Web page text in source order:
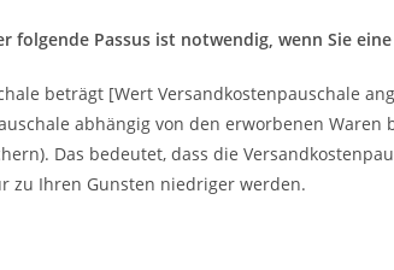
folgende Passus ist notwendig, wenn Sie
beträgt [Wert Versandkostenpauschale
abhängig von den erworbenen
Das bedeutet, dass die
zu Ihren Gunsten niedriger werden.